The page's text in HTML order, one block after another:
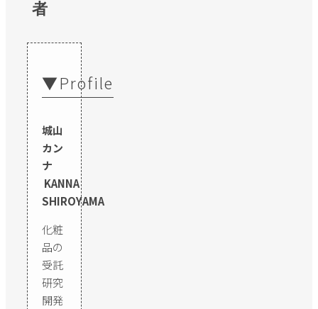
者
▼Profile
城山
カン
ナ
KANNA
SHIROYAMA
化粧
品の
受託
研究
開発